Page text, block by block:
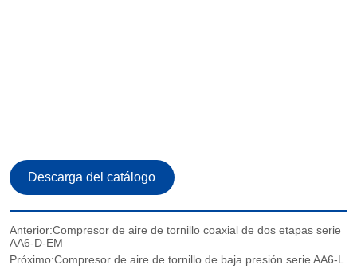
Anterior:Compresor de aire de tornillo coaxial de dos etapas serie
AA6-D-EM
Próximo:Compresor de aire de tornillo de baja presión serie AA6-L